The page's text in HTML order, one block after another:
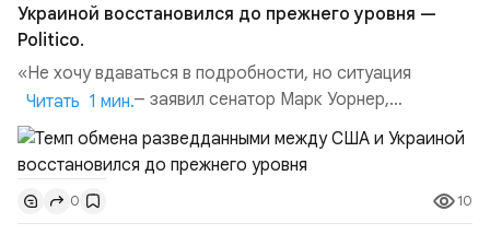
Украиной восстановился до прежнего уровня —
Politico.
«Не хочу вдаваться в подробности, но ситуация
улучшилась», — заявил сенатор Марк Уорнер,
высокопоставленный член комитета по разведке,
добавив, что использование Украиной беспилотников и
ракет большой дальности позволило ей наносить
удары вглубь российской территории и укрепило её
позиции.Сотрудничество со стороны США стало
Читать 1 мин.
0 10